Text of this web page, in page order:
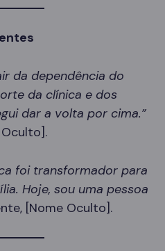
da dependência do
da clínica e dos
dar a volta por cima.”
foi transformador para
Hoje, sou uma pessoa
[Nome Oculto].